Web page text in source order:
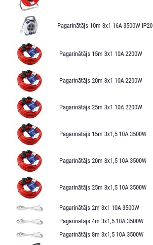
Pagarinātājs 10m 3x1 16A 3500W IP20
Pagarinātājs 15m 3x1 10A 2200W
Pagarinātājs 20m 3x1 10A 2200W
Pagarinātājs 25m 3x1 10A 2200W
Pagarinātājs 15m 3x1,5 10A 3500W
Pagarinātājs 20m 3x1,5 10A 3500W
Pagarinātājs 25m 3x1,5 10A 3500W
Pagarinātājs 2m 3x1 10A 3500W
Pagarinātājs 4m 3x1,5 10A 3500W
Pagarinātājs 8m 3x1,5 10A 3500W